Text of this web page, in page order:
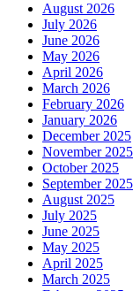
August 2026
July 2026
June 2026
May 2026
April 2026
March 2026
February 2026
January 2026
December 2025
November 2025
October 2025
September 2025
August 2025
July 2025
June 2025
May 2025
April 2025
March 2025